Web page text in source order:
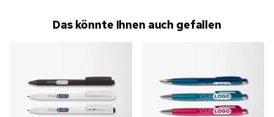
Das könnte Ihnen auch gefallen